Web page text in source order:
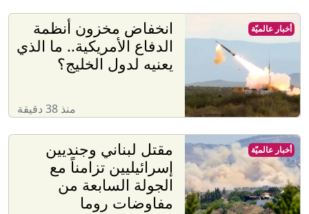
انخفاض مخزون أنظمة
الدفاع الأمريكية.. ما الذي
يعنيه لدول الخليج؟
منذ 38 دقيقة
أخبار عالميّة
مقتل لبناني وجنديين
إسرائيليين تزامناً مع
الجولة السابعة من
مفاوضات روما
أخبار عالميّة